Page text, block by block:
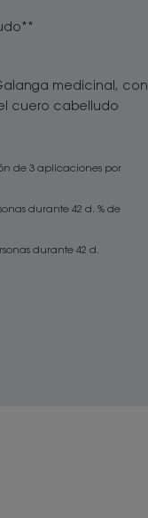
medicinal, con
cuero cabelludo
de 3 aplicaciones por
durante 42 d. % de
durante 42 d.